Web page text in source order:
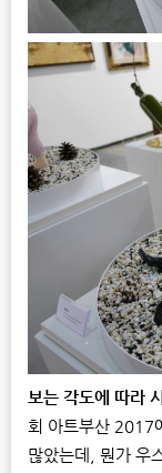
보는 각도에 따라
회 아트부산 2017
많았는데, 뭔가 우